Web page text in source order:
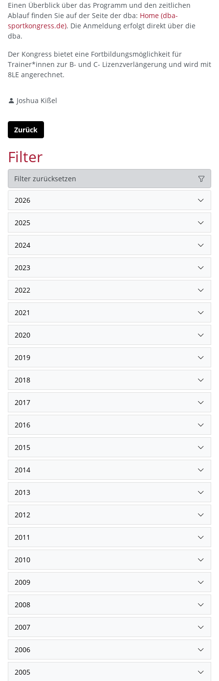
Einen Überblick über das Programm und den zeitlichen
Ablauf finden Sie auf der Seite der dba: Home (dba-
sportkongress.de). Die Anmeldung erfolgt direkt über die
dba.
Der Kongress bietet eine Fortbildungsmöglichkeit für
Trainer*innen zur B- und C- Lizenzverlängerung und wird mit
8LE angerechnet.
Joshua Kißel
Zurück
Filter
Filter zurücksetzen
2026
2025
2024
2023
2022
2021
2020
2019
2018
2017
2016
2015
2014
2013
2012
2011
2010
2009
2008
2007
2006
2005